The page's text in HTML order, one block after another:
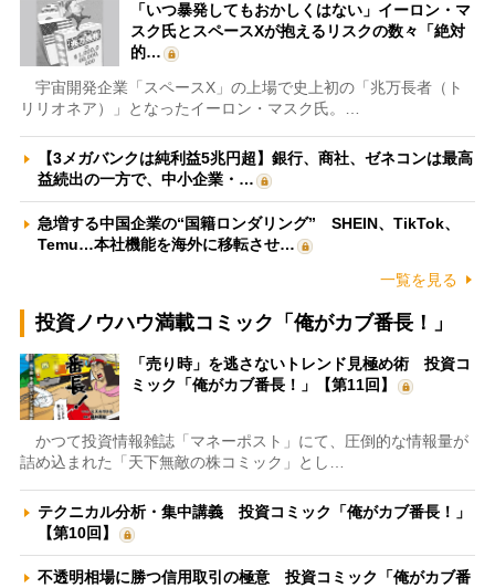
「いつ暴発してもおかしくはない」イーロン・マ
スク氏とスペースXが抱えるリスクの数々「絶対
的…
宇宙開発企業「スペースX」の上場で史上初の「兆万長者（ト
リリオネア）」となったイーロン・マスク氏。…
【3メガバンクは純利益5兆円超】銀行、商社、ゼネコンは最高
益続出の一方で、中小企業・…
急増する中国企業の“国籍ロンダリング” SHEIN、TikTok、
Temu…本社機能を海外に移転させ…
一覧を見る
投資ノウハウ満載コミック「俺がカブ番長！」
「売り時」を逃さないトレンド見極め術 投資コ
ミック「俺がカブ番長！」【第11回】
かつて投資情報雑誌「マネーポスト」にて、圧倒的な情報量が
詰め込まれた「天下無敵の株コミック」とし…
テクニカル分析・集中講義 投資コミック「俺がカブ番長！」
【第10回】
不透明相場に勝つ信用取引の極意 投資コミック「俺がカブ番